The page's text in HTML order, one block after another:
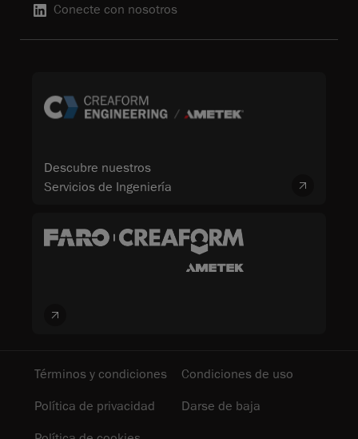
Conecte con nosotros
Descubre nuestros
Servicios de Ingeniería
Términos y condiciones
Condiciones de uso
Política de privacidad
Darse de baja